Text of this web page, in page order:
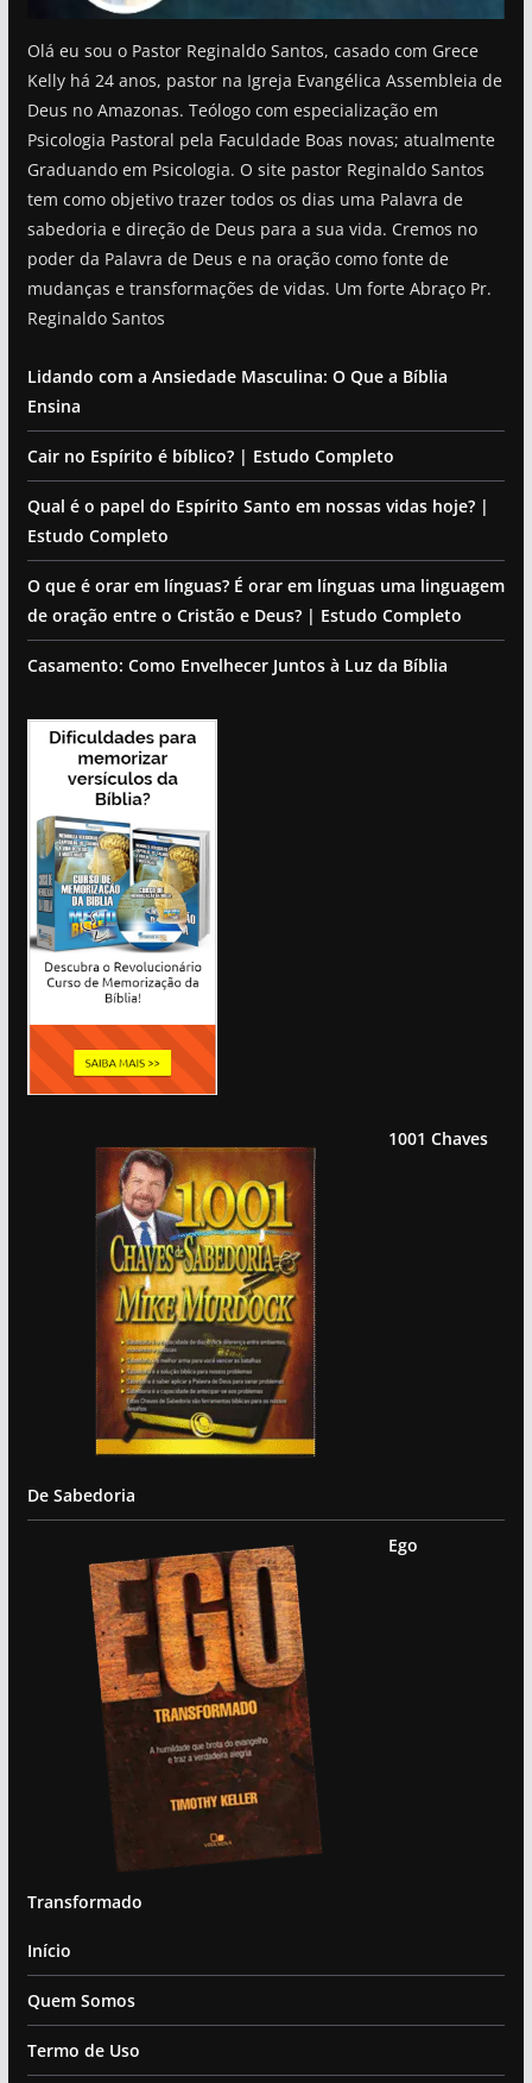
Olá eu sou o Pastor Reginaldo Santos, casado com Grece
Kelly há 24 anos, pastor na Igreja Evangélica Assembleia de
Deus no Amazonas. Teólogo com especialização em
Psicologia Pastoral pela Faculdade Boas novas; atualmente
Graduando em Psicologia. O site pastor Reginaldo Santos
tem como objetivo trazer todos os dias uma Palavra de
sabedoria e direção de Deus para a sua vida. Cremos no
poder da Palavra de Deus e na oração como fonte de
mudanças e transformações de vidas. Um forte Abraço Pr.
Reginaldo Santos
Lidando com a Ansiedade Masculina: O Que a Bíblia
Ensina
Cair no Espírito é bíblico? | Estudo Completo
Qual é o papel do Espírito Santo em nossas vidas hoje? |
Estudo Completo
O que é orar em línguas? É orar em línguas uma linguagem
de oração entre o Cristão e Deus? | Estudo Completo
Casamento: Como Envelhecer Juntos à Luz da Bíblia
1001 Chaves
De Sabedoria
Ego
Transformado
Início
Quem Somos
Termo de Uso